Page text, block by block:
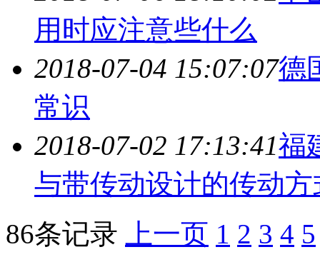
用时应注意些什么
2018-07-04 15:07:07德
常识
2018-07-02 17:13:41福
与带传动设计的传动方
86条记录
上一页 1 2 3 4 5